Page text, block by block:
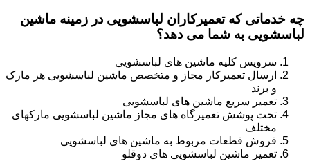
چه خدماتی که تعمیرکاران لباسشویی در زمینه ماشین
لباسشویی به شما می دهد؟
سرویس کلیه ماشین های لباسشویی
ارسال تعمیرکار مجاز و متخصص ماشین لباسشویی هر مارک
و برند
تعمیر سریع ماشین های لباسشویی
تحت پوشش تعمیرگاه های مجاز ماشین لباسشویی مارکهای
مختلف
فروش قطعات مربوط به ماشین های لباسشویی
تعمیر ماشین لباسشویی های دوقلو